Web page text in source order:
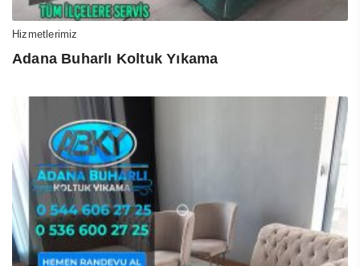
Hizmetlerimiz
Adana Buharlı Koltuk Yıkama